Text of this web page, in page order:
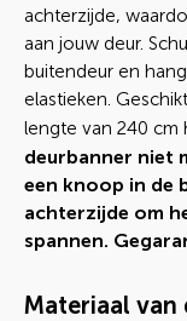
achterzijde,
aan jouw deur.
buitendeur en
elastieken.
lengte van 240 cm
deurbanner niet
een knoop in de
achterzijde om
spannen.
Materiaal van